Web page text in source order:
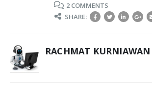
2 COMMENTS
SHARE:
RACHMAT KURNIAWAN